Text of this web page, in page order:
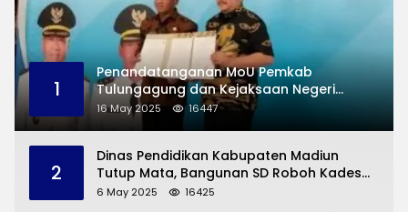
1
Penandatanganan MoU Pemkab
Tulungagung dan Kejaksaan Negeri
Permasalahan Hukum
16 May 2025 16447
2
Dinas Pendidikan Kabupaten Madiun
Tutup Mata, Bangunan SD Roboh Kades
Dermorejo Bangun Pakai Dana Pribadi
6 May 2025 16425